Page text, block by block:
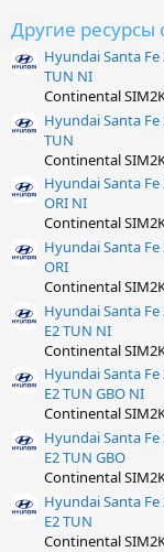
Другие ресурсы
Hyundai Santa Fe
TUN NI
Continental
Hyundai Santa Fe
TUN
Continental
Hyundai Santa Fe
ORI NI
Continental
Hyundai Santa Fe
ORI
Continental
Hyundai Santa Fe
E2 TUN NI
Continental
Hyundai Santa Fe
E2 TUN GBO NI
Continental
Hyundai Santa Fe
E2 TUN GBO
Continental
Hyundai Santa Fe
E2 TUN
Continental